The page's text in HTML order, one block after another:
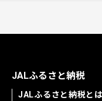
JALふるさと納税
JALふるさと納税とは